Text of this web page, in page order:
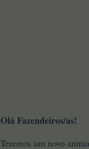
Olá Fazendeiros/as!
Teremos um novo